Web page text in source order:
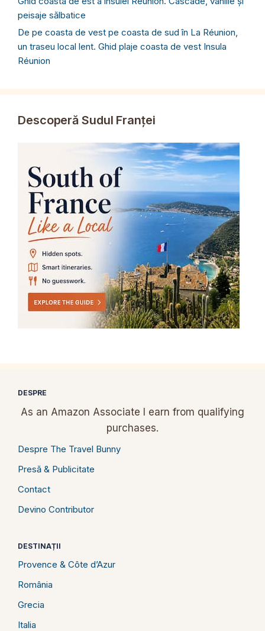
peisaje sălbatice
De pe coasta de vest pe coasta de sud în La Réunion,
un traseu local lent. Ghid plaje coasta de vest Insula
Réunion
Descoperă Sudul Franței
DESPRE
As an Amazon Associate I earn from qualifying
purchases.
Despre The Travel Bunny
Presă & Publicitate
Contact
Devino Contributor
DESTINAȚII
Provence & Côte d’Azur
România
Grecia
Italia